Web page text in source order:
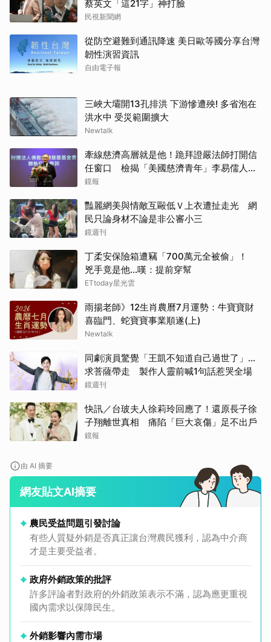
蔡英文「這21字」神打臉
民視新聞網
從防空避難到通訊降速 美日歐等國分享台灣
韌性演習資訊
自由電子報
三峽大壩開13孔排洪 下游慘遭殃! 多省泡在
洪水中 受災範圍擴大
Newtalk
牽線慈濟高層就是他！跪拜證嚴法師打開信
任窗口 檢揭「美國慈濟青年」李易儒人脈
網絡
鏡報
豔麗網美與情敵互毆低Ｖ上衣遭扯走光 網
民只論身材不論是非公審小三
鏡週刊
丁柔安保險箱遭竊「700萬元全被偷」！
兇手竟是他...嘆：提前穿幫
ETtoday星光雲
雨揚老師》12生肖農曆7月運勢：牛寶寶財
喜臨門、蛇寶寶事業順遂(上)
Newtalk
同劇演員驚覺「王凱不知道自己過世了」...
求菩薩帶走 製作人靈前喊1句話惹哭全場
鏡週刊
快訊／台玻夫人徐莉玲回應了！還原長子徐
子翔離世真相 痛陷「巨大哀傷」足不出戶
鏡報
由 AI 摘要
網友貼文AI摘要
農民受益問題引發討論
有些人質疑外銷是否真正讓台灣農民獲利，認為中介商
才是主要受益者。
政府外銷政策的批評
許多評論者對政府的外銷政策表示不滿，認為應更重視
國內需求以保障民生。
外銷影響內需市場